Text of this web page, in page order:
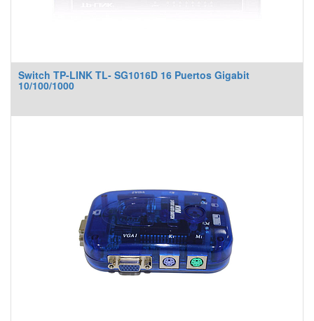
Switch TP-LINK TL- SG1016D 16 Puertos Gigabit
10/100/1000